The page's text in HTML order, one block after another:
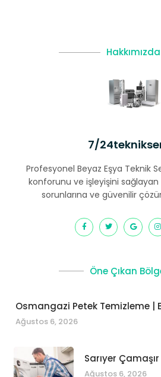
Hakkımızda
7/
Profesyonel Beyaz Eşya Teknik
konforunu ve işleyişini sağlayan
sorunlarına ve güvenilir
Öne Çıkan
Osmangazi Petek Temizleme |
Ağustos 6, 2026
Sarıyer
Ağustos 6, 2026